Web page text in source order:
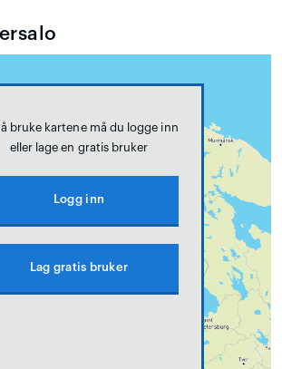
å bruke kartene må du logge inn
eller lage en gratis bruker
Logg inn
Lag gratis bruker